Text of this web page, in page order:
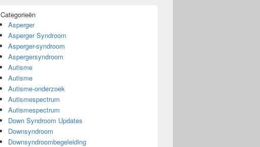
Categorieën
Asperger
Asperger Syndroom
Asperger-syndroom
Aspergersyndroom
Autisme
Autisme
Autisme-onderzoek
Autismespectrum
Autismespectrum
Down Syndroom Updates
Downsyndroom
Downsyndroombegeleiding